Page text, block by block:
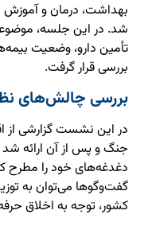
بهداشت، درمان و آموزش
شد. در این جلسه،
تأمین دارو، وضعیت
بررسی قرار گرفت.
بررسی چالش‌های
در این نشست گزارشی از
جنگ و پس از آن ارائه
دغدغه‌های خود را مطرح
گفت‌وگوها می‌توان به
کشور، توجه به اخلاق